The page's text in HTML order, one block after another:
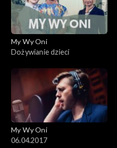
My Wy Oni
Dożywianie dzieci
My Wy Oni
06.04.2017